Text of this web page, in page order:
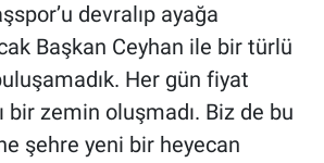
devralıp ayağa
Başkan Ceyhan ile bir türlü
Her gün fiyat
bir zemin oluşmadı. Biz de bu
şehre yeni bir heyecan